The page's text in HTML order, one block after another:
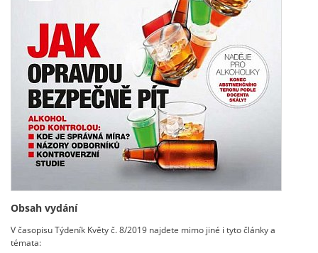
Obsah vydání
V časopisu Týdeník Květy č. 8/2019 najdete mimo jiné i tyto články a
témata: